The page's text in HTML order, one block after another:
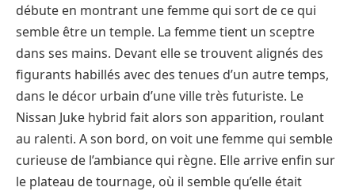
débute en montrant une femme qui sort de ce qui
semble être un temple. La femme tient un sceptre
dans ses mains. Devant elle se trouvent alignés des
figurants habillés avec des tenues d’un autre temps,
dans le décor urbain d’une ville très futuriste. Le
Nissan Juke hybrid fait alors son apparition, roulant
au ralenti. A son bord, on voit une femme qui semble
curieuse de l’ambiance qui règne. Elle arrive enfin sur
le plateau de tournage, où il semble qu’elle était